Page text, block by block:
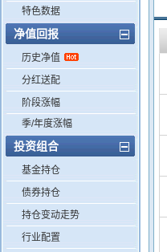
特色数据
净值回报
历史净值
分红送配
阶段涨幅
季/年度涨幅
投资组合
基金持仓
债券持仓
持仓变动走势
行业配置